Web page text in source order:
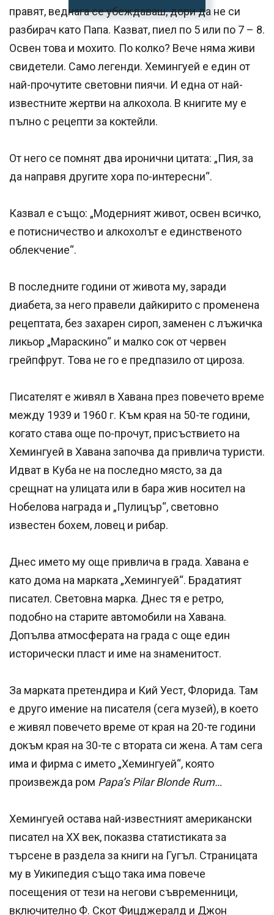
правят, веднага се убеждаваш, дори да не си
разбирач като Папа. Казват, пиел по 5 или по 7 – 8.
Освен това и мохито. По колко? Вече няма живи
свидетели. Само легенди. Хемингуей е един от
най-прочутите световни пиячи. И една от най-
известните жертви на алкохола. В книгите му е
пълно с рецепти за коктейли.
От него се помнят два иронични цитата: „Пия, за
да направя другите хора по-интересни“.
Казвал е също: „Модерният живот, освен всичко,
е потисничество и алкохолът е единственото
облекчение“.
В последните години от живота му, заради
диабета, за него правели дайкирито с променена
рецептата, без захарен сироп, заменен с лъжичка
ликьор „Мараскино“ и малко сок от червен
грейпфрут. Това не го е предпазило от цироза.
Писателят е живял в Хавана през повечето време
между 1939 и 1960 г. Към края на 50-те години,
когато става още по-прочут, присъствието на
Хемингуей в Хавана започва да привлича туристи.
Идват в Куба не на последно място, за да
срещнат на улицата или в бара жив носител на
Нобелова награда и „Пулицър“, световно
известен бохем, ловец и рибар.
Днес името му още привлича в града. Хавана е
като дома на марката „Хемингуей“. Брадатият
писател. Световна марка. Днес тя е ретро,
подобно на старите автомобили на Хавана.
Допълва атмосферата на града с още един
исторически пласт и име на знаменитост.
За марката претендира и Кий Уест, Флорида. Там
е друго имение на писателя (сега музей), в което
е живял повечето време от края на 20-те години
докъм края на 30-те с втората си жена. А там сега
има и фирма с името „Хемингуей“, която
произвежда ром Papa’s Pilar Blonde Rum…
Хемингуей остава най-известният американски
писател на ХХ век, показва статистиката за
търсене в раздела за книги на Гугъл. Страницата
му в Уикипедия също така има повече
посещения от тези на негови съвременници,
включително Ф. Скот Фицджералд и Джон